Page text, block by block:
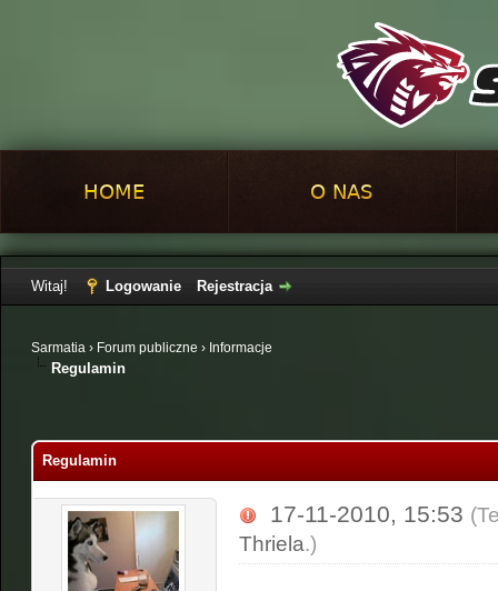
HOME O NAS
Witaj! Logowanie Rejestracja
Sarmatia › Forum publiczne › Informacje
Regulamin
Regulamin
17-11-2010, 15:53
Thriela.)